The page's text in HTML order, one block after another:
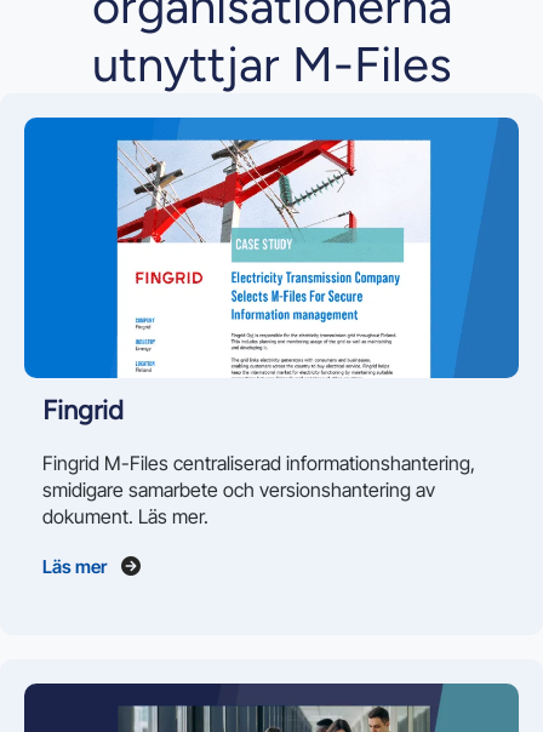
utnyttjar M-Files
Fingrid
Fingrid M-Files centraliserad informationshantering,
smidigare samarbete och versionshantering av
Läs mer